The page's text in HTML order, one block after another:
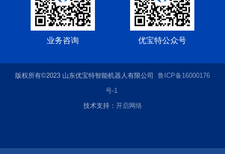
业务咨询 优宝特公众号
版权所有©2023 山东优宝特智能机器人有限公司
鲁ICP备16000176
号-1
技术支持： 开启网络